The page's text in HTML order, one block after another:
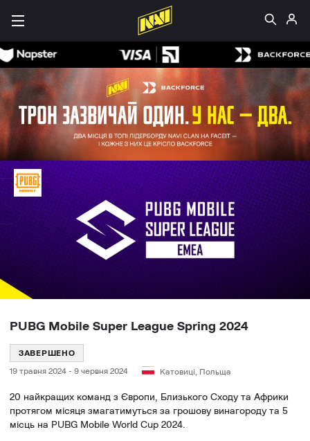
PUBG Mobile Super League Spring 2024
ЗАВЕРШЕНО
19 травня 2024 - 9 червня 2024 Катовиці, Польща
20 найкращих команд з Європи, Близького Сходу та Африки
протягом місяця змагатимуться за грошову винагороду та 5
місць на PUBG Mobile World Cup 2024.